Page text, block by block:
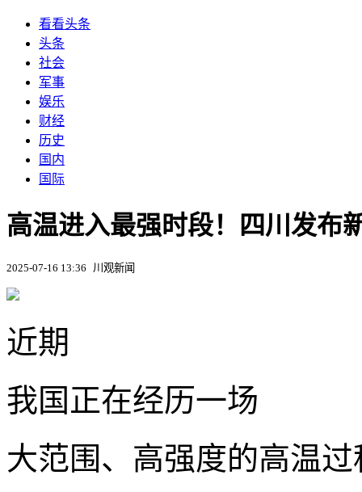
看看头条
头条
社会
军事
娱乐
财经
历史
国内
国际
高温进入最强时段！四川发布
2025-07-16 13:36 川观新闻
近期
我国正在经历一场
大范围、高强度的高温过